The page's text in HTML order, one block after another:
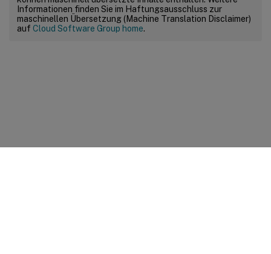
Informationen finden Sie im Haftungsausschluss zur
maschinellen Übersetzung (Machine Translation Disclaimer)
auf Cloud Software Group home.